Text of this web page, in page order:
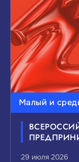
Малый и
29 июля 2026